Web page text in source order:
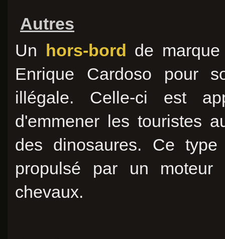
Autres
Un hors-bord de
Enrique Cardoso pour
illégale. Celle-ci est
d'emmener les touristes
des dinosaures. Ce
propulsé par un
chevaux.